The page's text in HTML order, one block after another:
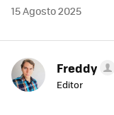
15 Agosto 2025
Freddy
Editor